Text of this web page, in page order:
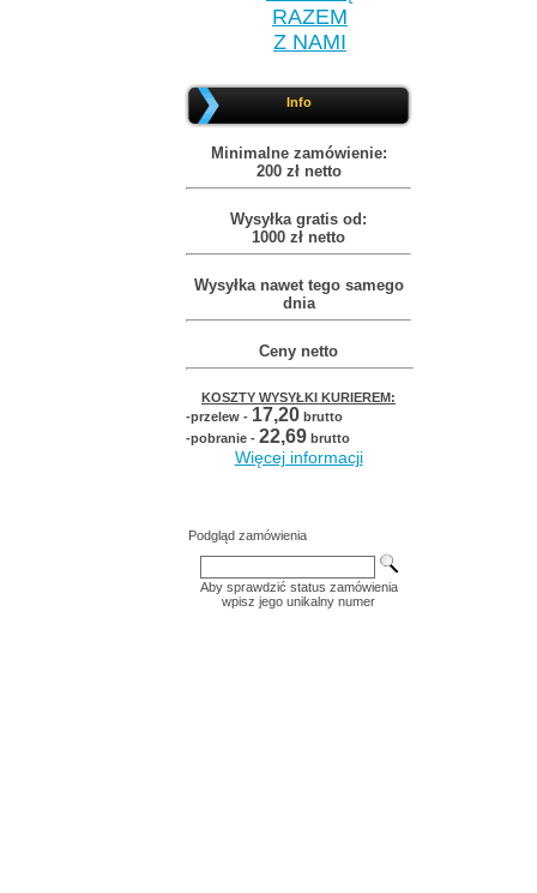
RAZEM
Z NAMI
Info
Minimalne zamówienie:
200 zł netto
Wysyłka gratis od:
1000 zł netto
Wysyłka nawet tego samego
dnia
Ceny netto
KOSZTY WYSYŁKI KURIEREM:
-przelew - 17,20 brutto
-pobranie - 22,69 brutto
Więcej informacji
Podgląd zamówienia
Aby sprawdzić status zamówienia
wpisz jego unikalny numer